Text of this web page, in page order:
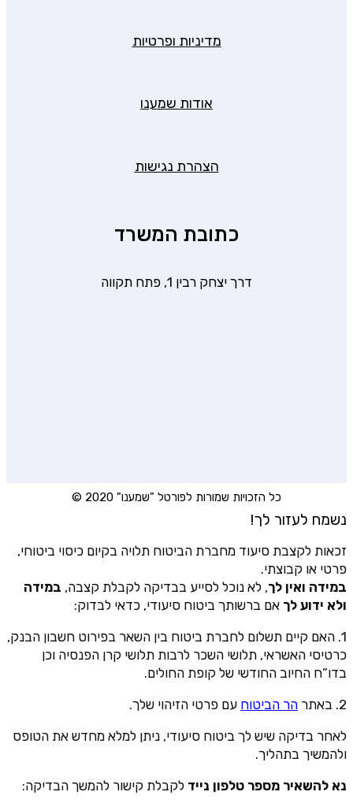
מדיניות ופרטיות
אודות שמענו
הצהרת נגישות
כתובת המשרד
דרך יצחק רבין 1, פתח תקווה
כל הזכויות שמורות לפורטל "שמענו" 2020 ©
נשמח לעזור לך!
זכאות לקצבת סיעוד מחברת הביטוח תלויה בקיום כיסוי ביטוחי,
פרטי או קבוצתי.
במידה ואין לך, לא נוכל לסייע בבדיקה לקבלת קצבה, במידה
ולא ידוע לך אם ברשותך ביטוח סיעודי, כדאי לבדוק:
1. האם קיים תשלום לחברת ביטוח בין השאר בפירוט חשבון הבנק,
כרטיסי האשראי, תלושי השכר לרבות תלושי קרן הפנסיה וכן
בדו”ח החיוב החודשי של קופת החולים.
2. באתר
הר הביטוח עם פרטי הזיהוי שלך.
לאחר בדיקה שיש לך ביטוח סיעודי, ניתן למלא מחדש את הטופס
ולהמשיך בתהליך.
נא להשאיר מספר טלפון נייד לקבלת קישור להמשך הבדיקה: